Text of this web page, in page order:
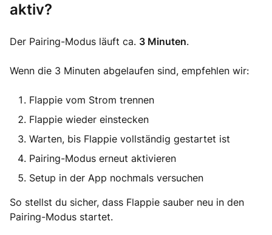
aktiv?
Der Pairing-Modus läuft ca. 3 Minuten.
Wenn die 3 Minuten abgelaufen sind, empfehlen wir:
Flappie vom Strom trennen
Flappie wieder einstecken
Warten, bis Flappie vollständig gestartet ist
Pairing-Modus erneut aktivieren
Setup in der App nochmals versuchen
So stellst du sicher, dass Flappie sauber neu in den
Pairing-Modus startet.